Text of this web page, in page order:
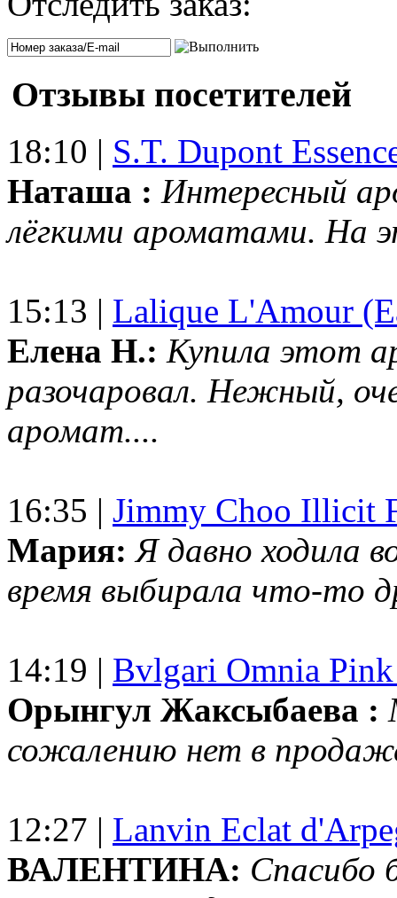
Отзывы посетителей
18:10 | S.T. Dupont
Наташа : Интересный
лёгкими ароматами. На
15:13 | Lalique L'Amour
Елена Н.: Купила этот
разочаровал. Нежный,
аромат....
16:35 | Jimmy Choo Illicit
Мария: Я давно ходила
время выбирала что-то
14:19 | Bvlgari Omnia
Орынгул Жаксыбаева :
сожалению нет в
12:27 | Lanvin Eclat
ВАЛЕНТИНА: Спасибо